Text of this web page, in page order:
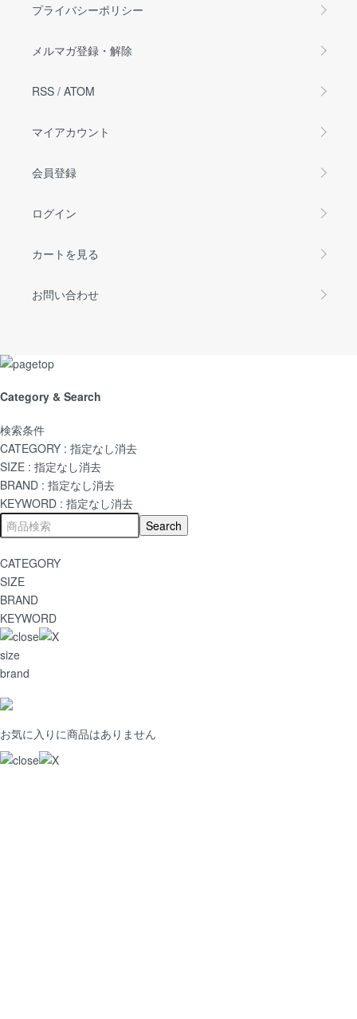
プライバシーポリシー
メルマガ登録・解除
RSS / ATOM
マイアカウント
会員登録
ログイン
カートを見る
お問い合わせ
Category & Search
検索条件
CATEGORY : 指定なし消去
SIZE : 指定なし消去
BRAND : 指定なし消去
KEYWORD : 指定なし消去
CATEGORY
SIZE
BRAND
KEYWORD
size
brand
お気に入りに商品はありません